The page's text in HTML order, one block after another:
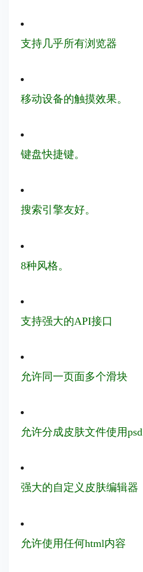
支持几乎所有浏览器
移动设备的触摸效果。
键盘快捷键。
搜索引擎友好。
8种风格。
支持强大的API接口
允许同一页面多个滑块
允许分成皮肤文件使用psd
强大的自定义皮肤编辑器
允许使用任何html内容